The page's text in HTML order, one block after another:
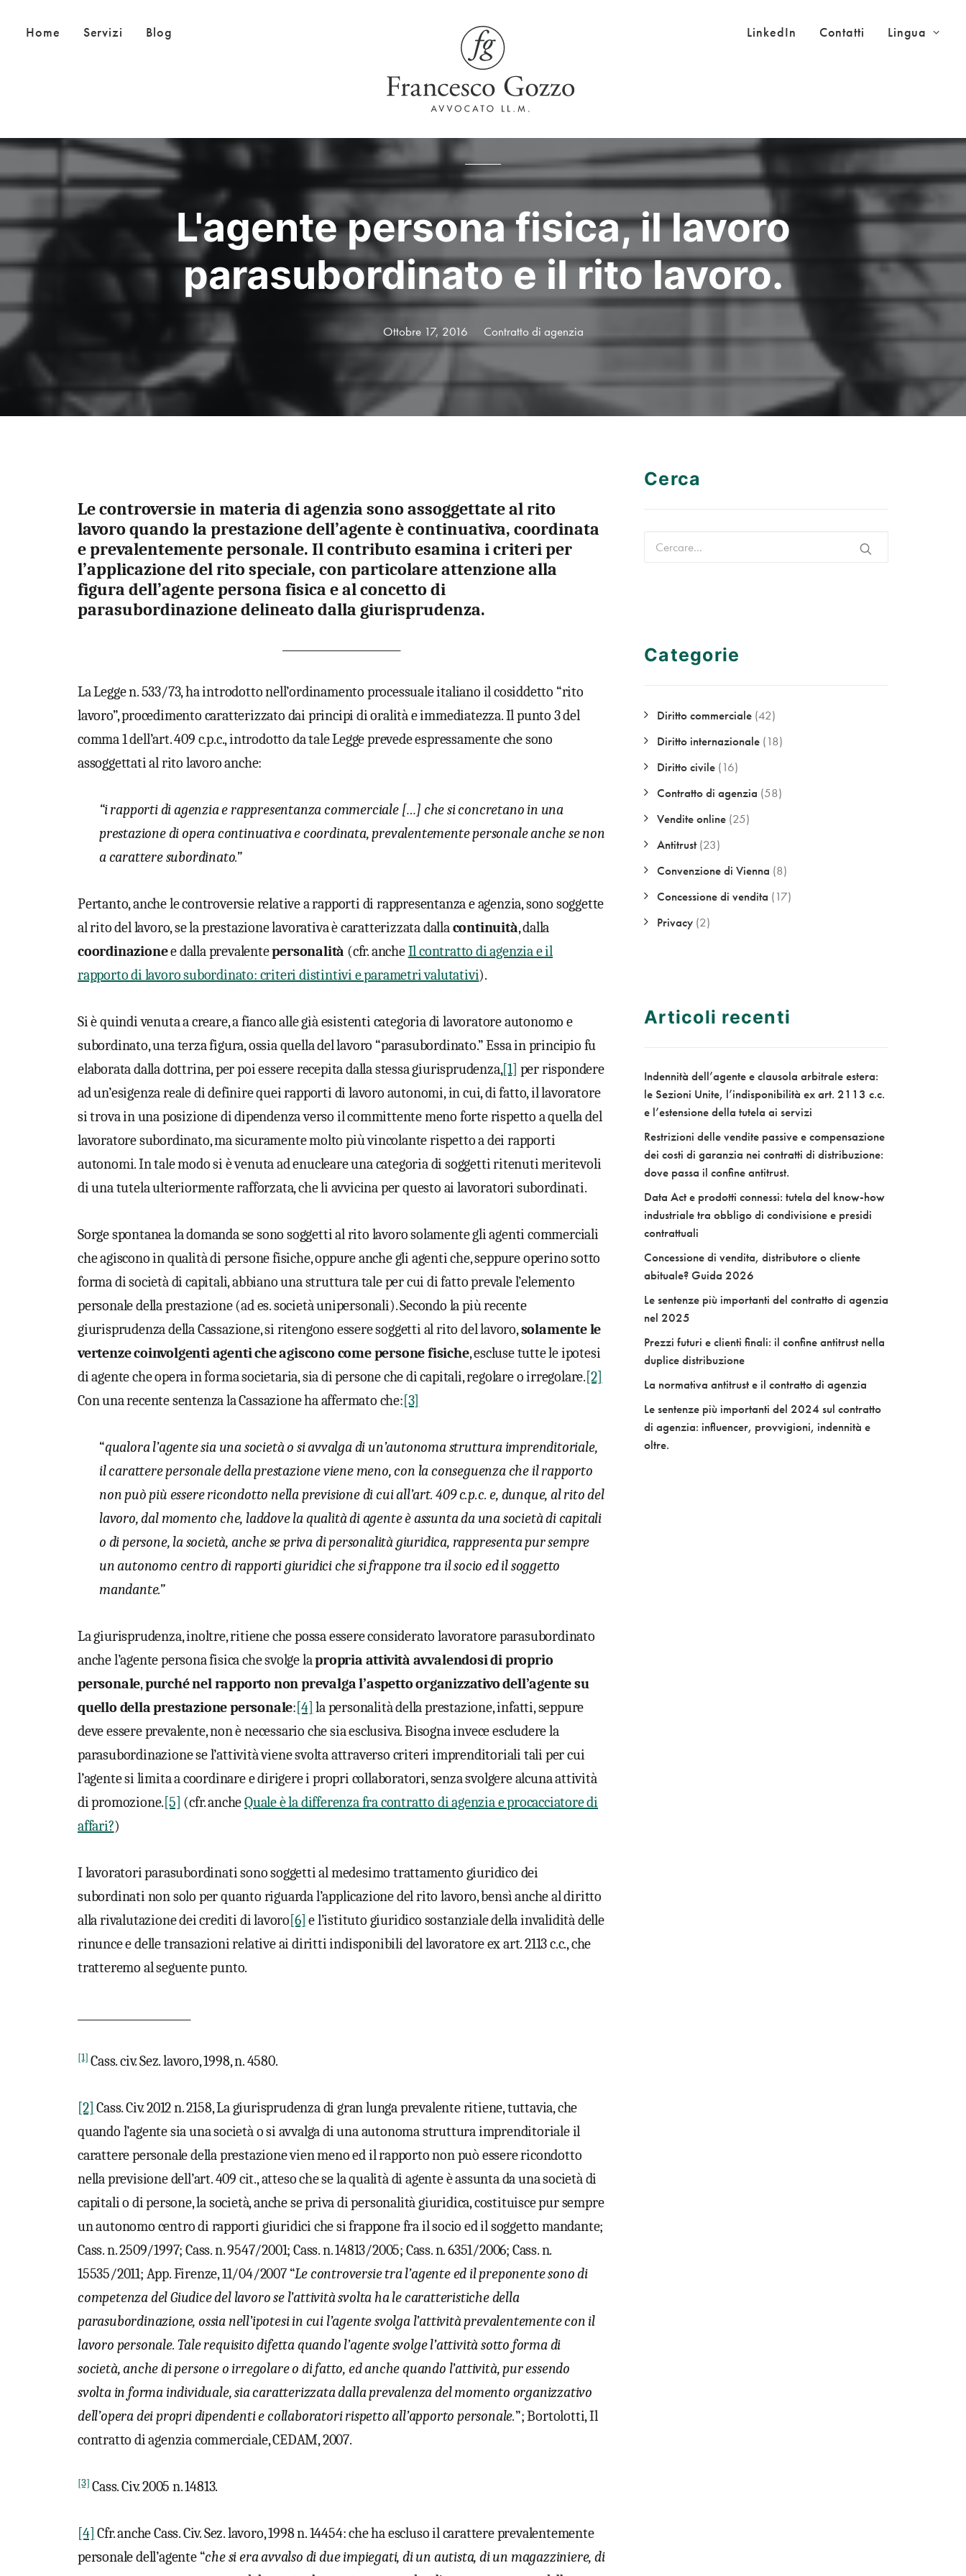
Home Servizi Blog LinkedIn Contatti Lingua
L'agente persona fisica, il lavoro
parasubordinato e il rito lavoro.
Ottobre 17, 2016 Contratto di agenzia
Le controversie in materia di agenzia sono assoggettate al rito
lavoro quando la prestazione dell’agente è continuativa, coordinata
e prevalentemente personale. Il contributo esamina i criteri per
l’applicazione del rito speciale, con particolare attenzione alla
figura dell’agente persona fisica e al concetto di
parasubordinazione delineato dalla giurisprudenza.
La Legge n. 533/73, ha introdotto nell’ordinamento processuale italiano il cosiddetto “rito
lavoro”, procedimento caratterizzato dai principi di oralità e immediatezza. Il punto 3 del
comma 1 dell’art. 409 c.p.c., introdotto da tale Legge prevede espressamente che sono
assoggettati al rito lavoro anche:
“i rapporti di agenzia e rappresentanza commerciale […] che si concretano in una
prestazione di opera continuativa e coordinata, prevalentemente personale anche se non
a carattere subordinato.”
Pertanto, anche le controversie relative a rapporti di rappresentanza e agenzia, sono soggette
al rito del lavoro, se la prestazione lavorativa è caratterizzata dallacontinuità, dalla
coordinazionee dalla prevalentepersonalità (cfr. ancheIl contratto di agenzia e il
rapporto di lavoro subordinato: criteri distintivi e parametri valutativi).
Si è quindi venuta a creare, a fianco alle già esistenti categoria di lavoratore autonomo e
subordinato, una terza figura, ossia quella del lavoro “parasubordinato.” Essa in principio fu
elaborata dalla dottrina, per poi essere recepita dalla stessa giurisprudenza,[1] per rispondere
ad un’esigenza reale di definire quei rapporti di lavoro autonomi, in cui, di fatto, il lavoratore
si trova in una posizione di dipendenza verso il committente meno forte rispetto a quella del
lavoratore subordinato, ma sicuramente molto più vincolante rispetto a dei rapporti
autonomi. In tale modo si è venuta ad enucleare una categoria di soggetti ritenuti meritevoli
di una tutela ulteriormente rafforzata, che li avvicina per questo ai lavoratori subordinati.
Sorge spontanea la domanda se sono soggetti al rito lavoro solamente gli agenti commerciali
che agiscono in qualità di persone fisiche, oppure anche gli agenti che, seppure operino sotto
forma di società di capitali, abbiano una struttura tale per cui di fatto prevale l’elemento
personale della prestazione (ad es. società unipersonali). Secondo la più recente
giurisprudenza della Cassazione, si ritengono essere soggetti al rito del lavoro,solamente le
vertenze coinvolgenti agenti che agiscono come persone fisiche, escluse tutte le ipotesi
di agente che opera in forma societaria, sia di persone che di capitali, regolare o irregolare.[2]
Con una recente sentenza la Cassazione ha affermato che:[3]
“qualora l’agente sia una società o si avvalga di un’autonoma struttura imprenditoriale,
il carattere personale della prestazione viene meno, con la conseguenza che il rapporto
non può più essere ricondotto nella previsione di cui all’art. 409 c.p.c. e, dunque, al rito del
lavoro, dal momento che, laddove la qualità di agente è assunta da una società di capitali
o di persone, la società, anche se priva di personalità giuridica, rappresenta pur sempre
un autonomo centro di rapporti giuridici che si frappone tra il socio ed il soggetto
mandante.”
La giurisprudenza, inoltre, ritiene che possa essere considerato lavoratore parasubordinato
anche l’agente persona fisica che svolge lapropria attività avvalendosi di proprio
personale,purché nel rapporto non prevalga l’aspetto organizzativo dell’agente su
quello della prestazione personale:[4] la personalità della prestazione, infatti, seppure
deve essere prevalente, non è necessario che sia esclusiva. Bisogna invece escludere la
parasubordinazione se l’attività viene svolta attraverso criteri imprenditoriali tali per cui
l’agente si limita a coordinare e dirigere i propri collaboratori, senza svolgere alcuna attività
di promozione.[5] (cfr. ancheQuale è la differenza fra contratto di agenzia e procacciatore di
affari?)
I lavoratori parasubordinati sono soggetti al medesimo trattamento giuridico dei
subordinati non solo per quanto riguarda l’applicazione del rito lavoro, bensì anche al diritto
alla rivalutazione dei crediti di lavoro[6] e l’istituto giuridico sostanziale della invalidità delle
rinunce e delle transazioni relative ai diritti indisponibili del lavoratore ex art. 2113 c.c., che
tratteremo al seguente punto.
[1] Cass. civ. Sez. lavoro, 1998, n. 4580.
[2] Cass. Civ. 2012 n. 2158, La giurisprudenza di gran lunga prevalente ritiene, tuttavia, che
quando l’agente sia una società o si avvalga di una autonoma struttura imprenditoriale il
carattere personale della prestazione vien meno ed il rapporto non può essere ricondotto
nella previsione dell’art. 409 cit., atteso che se la qualità di agente è assunta da una società di
capitali o di persone, la società, anche se priva di personalità giuridica, costituisce pur sempre
un autonomo centro di rapporti giuridici che si frappone fra il socio ed il soggetto mandante;
Cass. n. 2509/1997; Cass. n. 9547/2001; Cass. n. 14813/2005; Cass. n. 6351/2006; Cass. n.
15535/2011; App. Firenze, 11/04/2007 “Le controversie tra l’agente ed il preponente sono di
competenza del Giudice del lavoro se l’attività svolta ha le caratteristiche della
parasubordinazione, ossia nell’ipotesi in cui l’agente svolga l’attività prevalentemente con il
lavoro personale. Tale requisito difetta quando l’agente svolge l’attività sotto forma di
società, anche di persone o irregolare o di fatto, ed anche quando l’attività, pur essendo
svolta in forma individuale, sia caratterizzata dalla prevalenza del momento organizzativo
dell’opera dei propri dipendenti e collaboratori rispetto all’apporto personale.”; Bortolotti, Il
contratto di agenzia commerciale, CEDAM, 2007.
[3] Cass. Civ. 2005 n. 14813.
[4] Cfr. anche Cass. Civ. Sez. lavoro, 1998 n. 14454: che ha escluso il carattere prevalentemente
personale dell’agente “che si era avvalso di due impiegati, di un autista, di un magazziniere, di
Cerca
Categorie
Diritto commerciale (42)
Diritto internazionale (18)
Diritto civile (16)
Contratto di agenzia (58)
Vendite online (25)
Antitrust (23)
Convenzione di Vienna (8)
Concessione di vendita (17)
Privacy (2)
Articoli recenti
Indennità dell’agente e clausola arbitrale estera:
le Sezioni Unite, l’indisponibilità ex art. 2113 c.c.
e l’estensione della tutela ai servizi
Restrizioni delle vendite passive e compensazione
dei costi di garanzia nei contratti di distribuzione:
dove passa il confine antitrust.
Data Act e prodotti connessi: tutela del know-how
industriale tra obbligo di condivisione e presidi
contrattuali
Concessione di vendita, distributore o cliente
abituale? Guida 2026
Le sentenze più importanti del contratto di agenzia
nel 2025
Prezzi futuri e clienti finali: il confine antitrust nella
duplice distribuzione
La normativa antitrust e il contratto di agenzia
Le sentenze più importanti del 2024 sul contratto
di agenzia: influencer, provvigioni, indennità e
oltre.